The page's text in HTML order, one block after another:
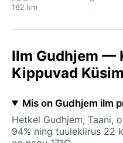
162 km
Ilm Gudhjem —
Kippuvad
Mis on Gudhjem ilm
Hetkel Gudhjem, Taani,
94% ning tuulekiirus 22